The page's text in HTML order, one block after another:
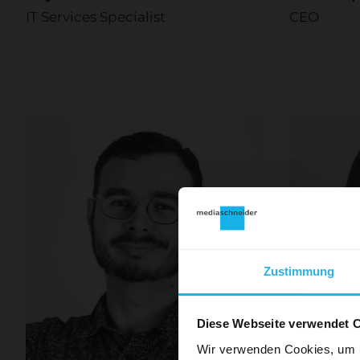
Zustimmung
Diese Webseite verwendet
Wir verwenden Cookies,
IT Services Specialist CEO
und sei
wie die